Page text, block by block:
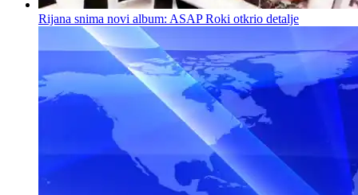
Rijana snima novi album: ASAP Roki otkrio detalje